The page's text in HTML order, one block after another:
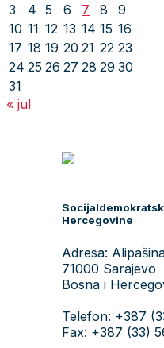
3
4 5 6 7 8
9
10 11 12 13 14 15 16
17 18 19 20 21 22 23
24 25 26 27 28 29 30
31
« jul
Hercegovine
Adresa:
71000 Sarajevo
Bosna i
Telefon: +387
Fax: +387 (33)